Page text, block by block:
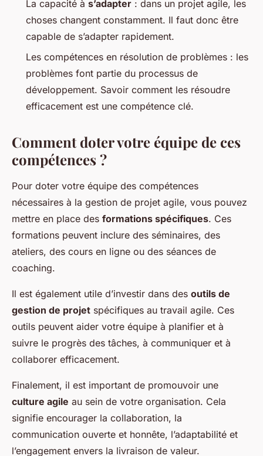
La capacité à s’adapter : dans un projet agile, les
choses changent constamment. Il faut donc être
capable de s’adapter rapidement.
Les compétences en résolution de problèmes : les
problèmes font partie du processus de
développement. Savoir comment les résoudre
efficacement est une compétence clé.
Comment doter votre équipe de ces
compétences ?
Pour doter votre équipe des compétences
nécessaires à la gestion de projet agile, vous pouvez
mettre en place des formations spécifiques. Ces
formations peuvent inclure des séminaires, des
ateliers, des cours en ligne ou des séances de
coaching.
Il est également utile d’investir dans des outils de
gestion de projet spécifiques au travail agile. Ces
outils peuvent aider votre équipe à planifier et à
suivre le progrès des tâches, à communiquer et à
collaborer efficacement.
Finalement, il est important de promouvoir une
culture agile au sein de votre organisation. Cela
signifie encourager la collaboration, la
communication ouverte et honnête, l’adaptabilité et
l’engagement envers la livraison de valeur.